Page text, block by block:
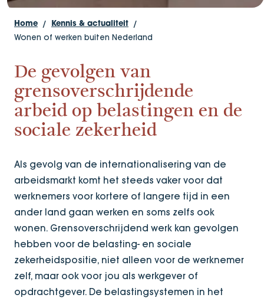
Home Kennis & actualiteit
Wonen of werken buiten Nederland
De gevolgen van
grensoverschrijdende
arbeid op belastingen en de
sociale zekerheid
Als gevolg van de internationalisering van de
arbeidsmarkt komt het steeds vaker voor dat
werknemers voor kortere of langere tijd in een
ander land gaan werken en soms zelfs ook
wonen. Grensoverschrijdend werk kan gevolgen
hebben voor de belasting- en sociale
zekerheidspositie, niet alleen voor de werknemer
zelf, maar ook voor jou als werkgever of
opdrachtgever. De belastingsystemen in het